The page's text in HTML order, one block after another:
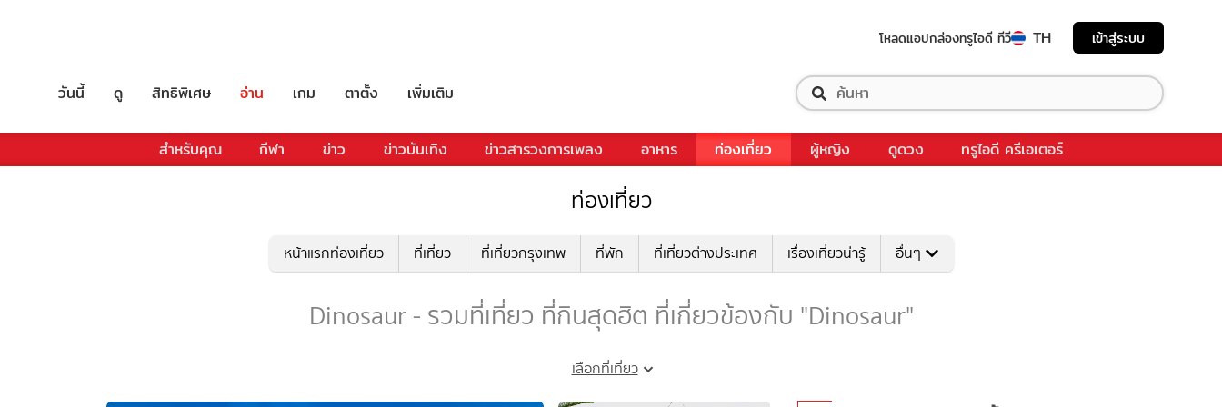
โหลดแอปกล่องทรูไอดี ทีวี TH เข้าสู่ระบบ
วันนี้ ดู สิทธิพิเศษ อ่าน เกม ตาตั้ง เพิ่มเติม
สำหรับคุณ กีฬา ข่าว ข่าวบันเทิง ข่าวสารวงการเพลง อาหาร ท่องเที่ยว ผู้หญิง ดูดวง ทรูไอดี ครีเอเตอร์
ท่องเที่ยว
หน้าแรกท่องเที่ยว ที่เที่ยว ที่เที่ยวกรุงเทพ ที่พัก ที่เที่ยวต่างประเทศ เรื่องเที่ยวน่ารู้ อื่นๆ
Dinosaur - รวมที่เที่ยว ที่กินสุดฮิต ที่เกี่ยวข้องกับ "Dinosaur"
เลือกที่เที่ยว